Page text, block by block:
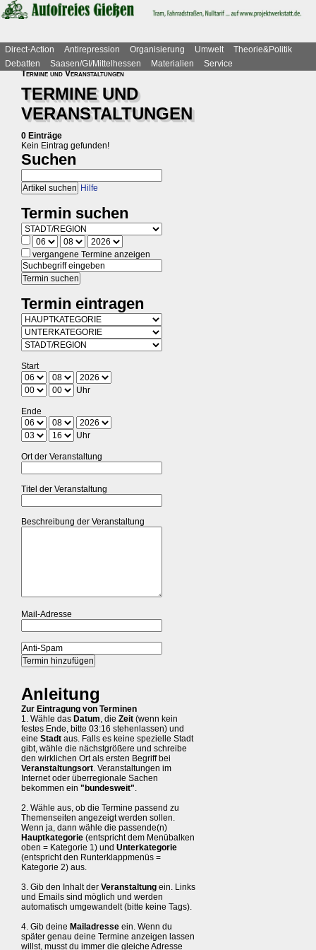
Direct-Action Antirepression Organisierung Umwelt
Theorie&Politik
Debatten
Saasen/GI/Mittelhessen Materialien
Service
Termine und Veranstaltungen
TERMINE UND
VERANSTALTUNGEN
0 Einträge
Kein Eintrag gefunden!
Suchen
Hilfe
Termin suchen
vergangene Termine anzeigen
Termin eintragen
Start
Uhr
Ende
Uhr
Ort der Veranstaltung
Titel der Veranstaltung
Beschreibung der Veranstaltung
Mail-Adresse
Anleitung
Zur Eintragung von Terminen
1. Wähle das Datum, die Zeit (wenn kein
festes Ende, bitte 03:16 stehenlassen) und
eine Stadt aus. Falls es keine spezielle Stadt
gibt, wähle die nächstgrößere und schreibe
den wirklichen Ort als ersten Begriff bei
Veranstaltungsort. Veranstaltungen im
Internet oder überregionale Sachen
bekommen ein "bundesweit".
2. Wähle aus, ob die Termine passend zu
Themenseiten angezeigt werden sollen.
Wenn ja, dann wähle die passende(n)
Hauptkategorie (entspricht dem Menübalken
oben = Kategorie 1) und Unterkategorie
(entspricht den Runterklappmenüs =
Kategorie 2) aus.
3. Gib den Inhalt der Veranstaltung ein. Links
und Emails sind möglich und werden
automatisch umgewandelt (bitte keine Tags).
4. Gib deine Mailadresse ein. Wenn du
später genau deine Termine anzeigen lassen
willst, musst du immer die gleiche Adresse